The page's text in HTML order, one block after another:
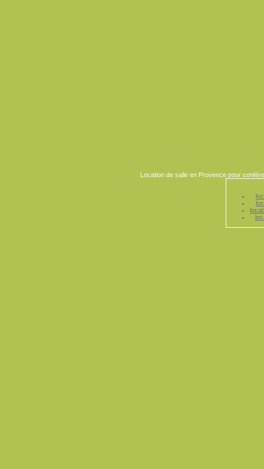
Location de salle en Provence pour